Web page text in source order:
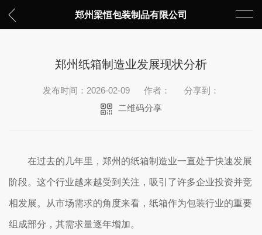
郑州梁恒包装制品有限公司
郑州纸箱制造业发展现状分析
发布时间：2026-02-09 作者：
分享到：
二维码分享
在过去的几年里，郑州的纸箱制造业一直处于快速发展
阶段。这个行业越来越受到关注，吸引了许多企业投资并竞
相发展。从市场需求的角度来看，纸箱作为包装行业的重要
组成部分，其需求量逐年增加。